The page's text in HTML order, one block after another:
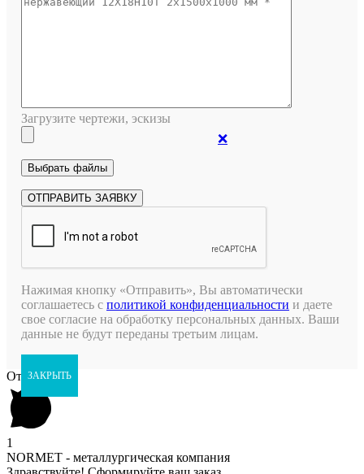
Загрузите чертежи, эскизы
❌
Нажимая кнопку «Отправить», Вы автоматически
соглашаетесь с политикой конфиденциальности и даете
свое согласие на обработку персональных данных. Ваши
данные не будут переданы третьим лицам.
ЗАКРЫТЬ
Открыть чат
1
NORMET - металлургическая компания